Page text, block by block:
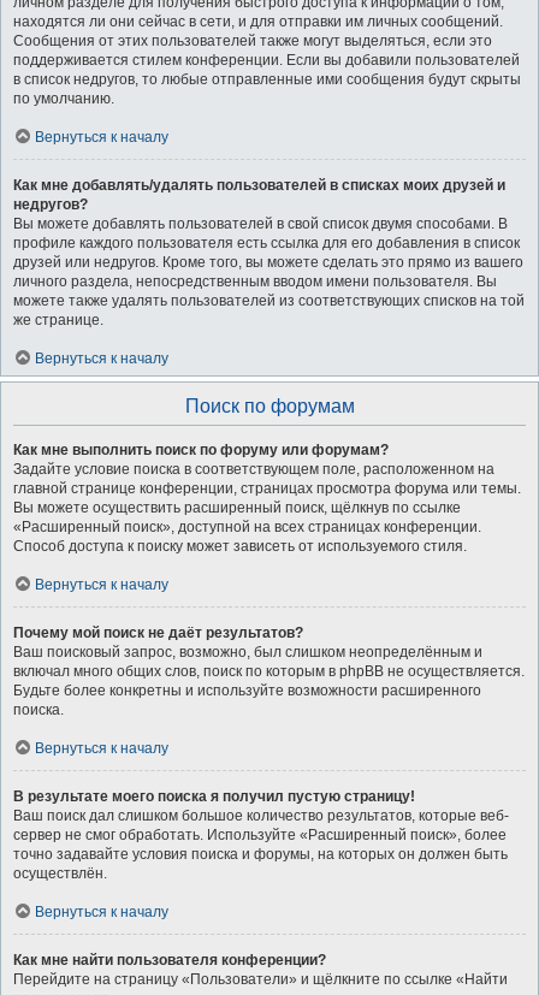
находятся ли они сейчас в сети, и для отправки им личных сообщений.
Сообщения от этих пользователей также могут выделяться, если это
поддерживается стилем конференции. Если вы добавили пользователей
в список недругов, то любые отправленные ими сообщения будут скрыты
по умолчанию.
Вернуться к началу
Как мне добавлять/удалять пользователей в списках моих друзей и
недругов?
Вы можете добавлять пользователей в свой список двумя способами. В
профиле каждого пользователя есть ссылка для его добавления в список
друзей или недругов. Кроме того, вы можете сделать это прямо из вашего
личного раздела, непосредственным вводом имени пользователя. Вы
можете также удалять пользователей из соответствующих списков на той
же странице.
Вернуться к началу
Поиск по форумам
Как мне выполнить поиск по форуму или форумам?
Задайте условие поиска в соответствующем поле, расположенном на
главной странице конференции, страницах просмотра форума или темы.
Вы можете осуществить расширенный поиск, щёлкнув по ссылке
«Расширенный поиск», доступной на всех страницах конференции.
Способ доступа к поиску может зависеть от используемого стиля.
Вернуться к началу
Почему мой поиск не даёт результатов?
Ваш поисковый запрос, возможно, был слишком неопределённым и
включал много общих слов, поиск по которым в phpBB не осуществляется.
Будьте более конкретны и используйте возможности расширенного
поиска.
Вернуться к началу
В результате моего поиска я получил пустую страницу!
Ваш поиск дал слишком большое количество результатов, которые веб-
сервер не смог обработать. Используйте «Расширенный поиск», более
точно задавайте условия поиска и форумы, на которых он должен быть
осуществлён.
Вернуться к началу
Как мне найти пользователя конференции?
Перейдите на страницу «Пользователи» и щёлкните по ссылке «Найти